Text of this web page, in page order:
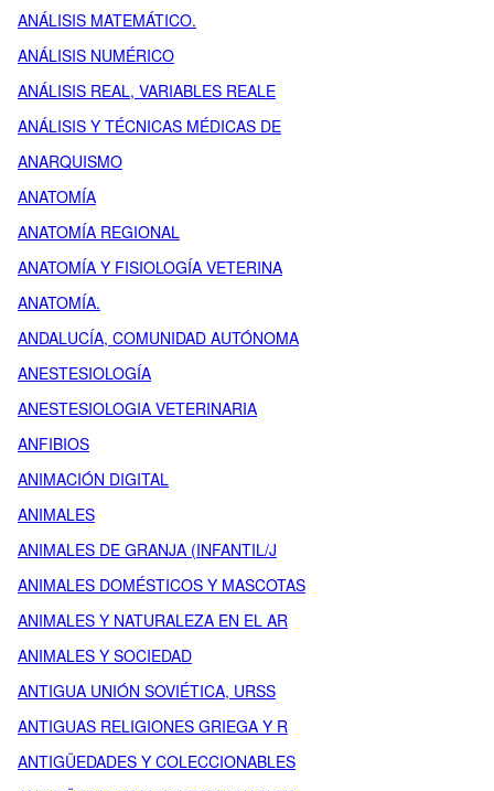
ANÁLISIS MATEMÁTICO.
ANÁLISIS NUMÉRICO
ANÁLISIS REAL, VARIABLES REALE
ANÁLISIS Y TÉCNICAS MÉDICAS DE
ANARQUISMO
ANATOMÍA
ANATOMÍA REGIONAL
ANATOMÍA Y FISIOLOGÍA VETERINA
ANATOMÍA.
ANDALUCÍA, COMUNIDAD AUTÓNOMA
ANESTESIOLOGÍA
ANESTESIOLOGIA VETERINARIA
ANFIBIOS
ANIMACIÓN DIGITAL
ANIMALES
ANIMALES DE GRANJA (INFANTIL/J
ANIMALES DOMÉSTICOS Y MASCOTAS
ANIMALES Y NATURALEZA EN EL AR
ANIMALES Y SOCIEDAD
ANTIGUA UNIÓN SOVIÉTICA, URSS
ANTIGUAS RELIGIONES GRIEGA Y R
ANTIGÜEDADES Y COLECCIONABLES